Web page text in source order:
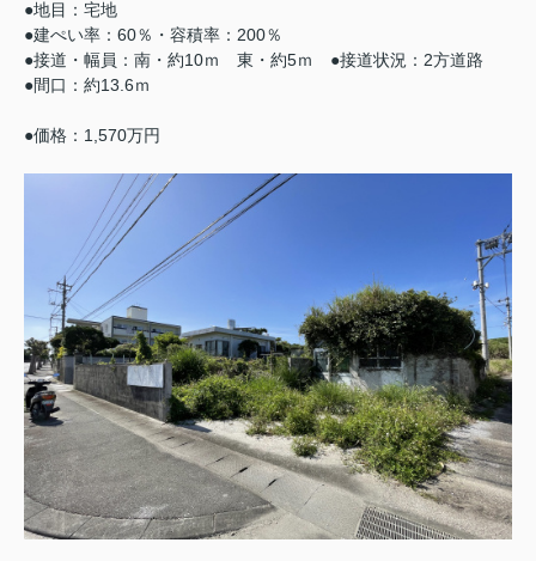
●地目：宅地
●建ぺい率：60％・容積率：200％
●接道・幅員：南・約10ｍ 東・約5ｍ ●接道状況：2方道路
●間口：約13.6ｍ
●価格：1,570万円